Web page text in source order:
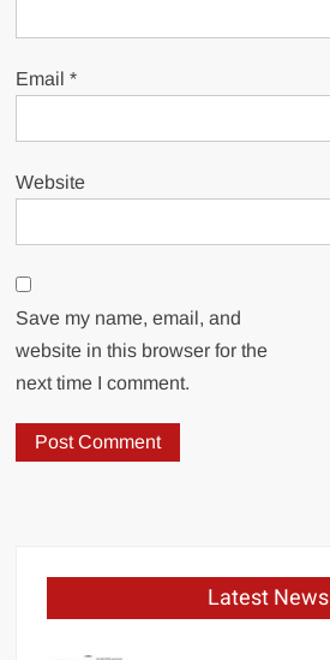
Email*
Website
Save my name, email, and
website in this browser for the
next time I comment.
Latest News